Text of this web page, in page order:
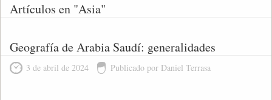
Artículos en "Asia"
Geografía de Arabia Saudí: generalidades
3 de abril de 2024 Publicado por Daniel Terrasa